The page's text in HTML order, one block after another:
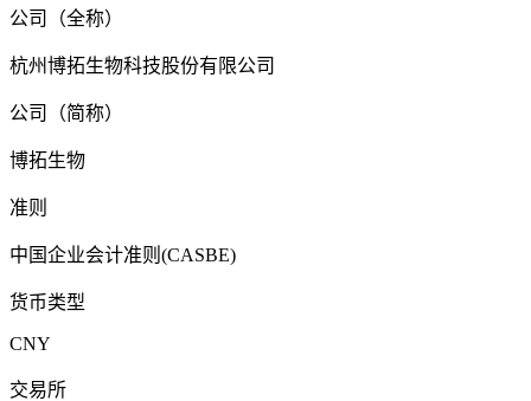
公司（全称）
杭州博拓生物科技股份有限公司
公司（简称）
博拓生物
准则
中国企业会计准则(CASBE)
货币类型
CNY
交易所